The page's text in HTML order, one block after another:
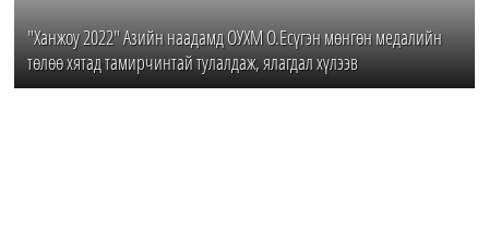
"Ханжоу 2022" Азийн наадамд ОУХМ О.Есүгэн мөнгөн медалийн
төлөө хятад тамирчинтай тулалдаж, ялагдал хүлээв